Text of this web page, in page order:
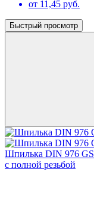
от 11,45 руб.
Быстрый просмотр
Шпилька DIN 976 GS
с полной резьбой